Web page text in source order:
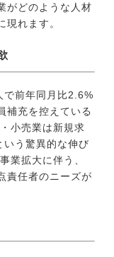
がどのような人材
れます。
で前年同月比2.6%
補充を控えている
小売業は新規求
う驚異的な伸び
業拡大に伴う、
責任者のニーズが